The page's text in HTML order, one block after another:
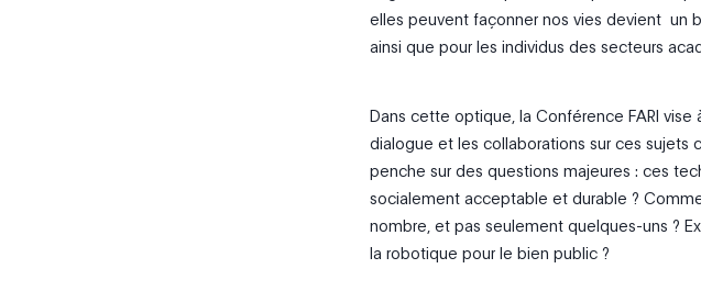
elles peuvent façonner nos vies devient un
ainsi que pour les individus des secteurs
Dans cette optique, la Conférence FARI
dialogue et les collaborations sur ces sujets
penche sur des questions majeures : ces
socialement acceptable et durable ?
nombre, et pas seulement quelques-uns ?
la robotique pour le bien public ?